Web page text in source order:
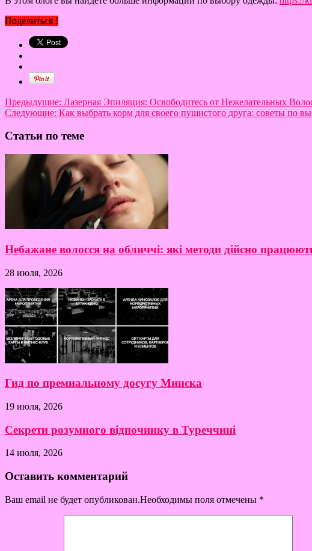
Поделиться !
Предыдущие: Лазерная Эпиляция: Освободитесь от Нежелательных
Следующие: Как выбрать корм для своего пушистого друга: советы по
Статьи по теме
Небажане волосся на обличчі: які методи дійсно
28 июля, 2026
Гид по премиальному досугу Минска
19 июля, 2026
Секрети розумного відпочинку в Туреччині
14 июля, 2026
Оставить комментарий
Ваш email не будет опубликован.Необходимы поля отмечены *